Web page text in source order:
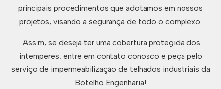
principais procedimentos que adotamos em nossos
projetos, visando a segurança de todo o complexo.
Assim, se deseja ter uma cobertura protegida dos
intemperes, entre em contato conosco e peça pelo
serviço de impermeabilização de telhados industriais da
Botelho Engenharia!